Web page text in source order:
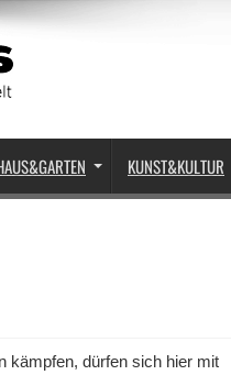
KUNST&KULTUR
kämpfen, dürfen sich hier mit